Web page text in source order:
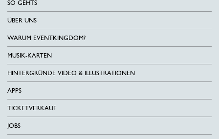
SO GEHTS
ÜBER UNS
WARUM EVENTKINGDOM?
MUSIK-KARTEN
HINTERGRÜNDE VIDEO & ILLUSTRATIONEN
APPS
TICKETVERKAUF
JOBS